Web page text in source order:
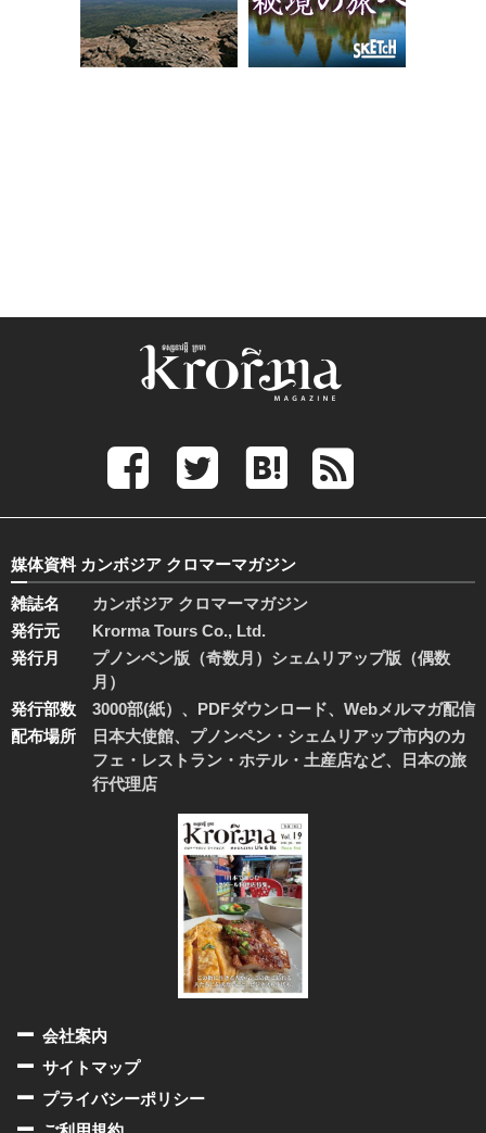
媒体資料 カンボジア クロマーマガジン
雑誌名
カンボジア クロマーマガジン
発行元
Krorma Tours Co., Ltd.
発行月
プノンペン版（奇数月）シェムリアップ版（偶数
月）
発行部数
3000部(紙）、PDFダウンロード、Webメルマガ配信
配布場所
日本大使館、プノンペン・シェムリアップ市内のカ
フェ・レストラン・ホテル・土産店など、日本の旅
行代理店
会社案内
サイトマップ
プライバシーポリシー